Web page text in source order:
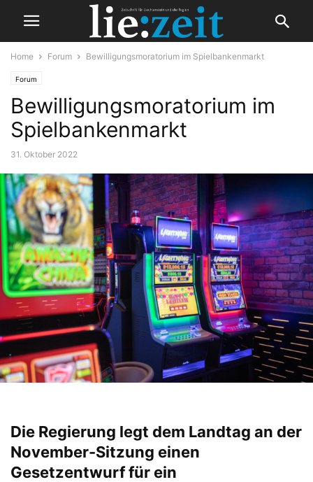
Home Forum Bewilligungsmoratorium im Spielbankenmarkt
Forum
Bewilligungsmoratorium im
Spielbankenmarkt
31. Oktober 2022
Die Regierung legt dem Landtag an der
November-Sitzung einen
Gesetzentwurf für ein